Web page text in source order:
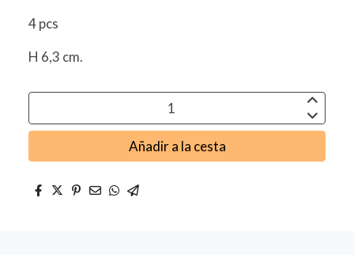
4 pcs
H 6,3 cm.
Añadir a la cesta